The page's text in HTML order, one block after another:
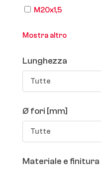
M20x1,5
Mostra altro
Lunghezza
Tutte
Ø fori [mm]
Tutte
Materiale e finitura